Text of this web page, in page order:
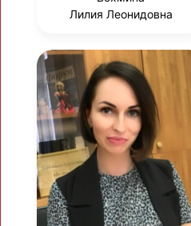
Лилия Леонидовна